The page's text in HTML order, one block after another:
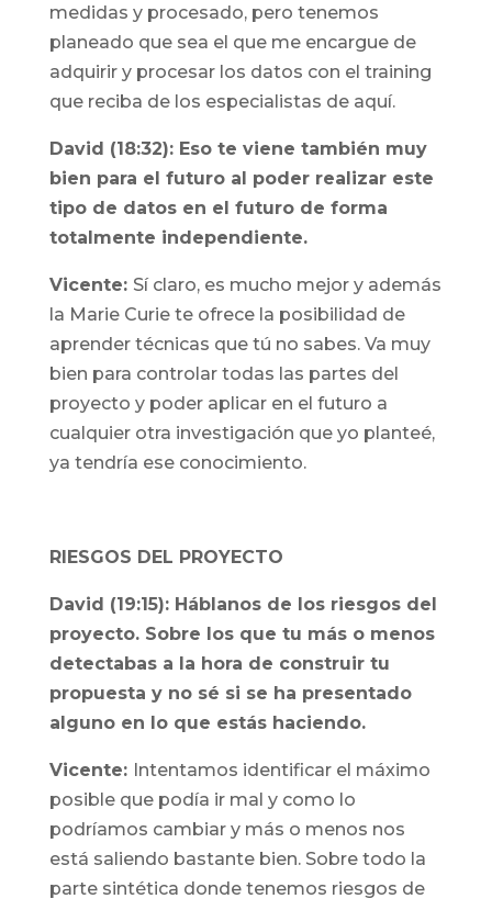
medidas y procesado, pero tenemos
planeado que sea el que me encargue de
adquirir y procesar los datos con el training
que reciba de los especialistas de aquí.
David (18:32): Eso te viene también muy
bien para el futuro al poder realizar este
tipo de datos en el futuro de forma
totalmente independiente.
Vicente: Sí claro, es mucho mejor y además
la Marie Curie te ofrece la posibilidad de
aprender técnicas que tú no sabes. Va muy
bien para controlar todas las partes del
proyecto y poder aplicar en el futuro a
cualquier otra investigación que yo planteé,
ya tendría ese conocimiento.
RIESGOS DEL PROYECTO
David (19:15): Háblanos de los riesgos del
proyecto. Sobre los que tu más o menos
detectabas a la hora de construir tu
propuesta y no sé si se ha presentado
alguno en lo que estás haciendo.
Vicente: Intentamos identificar el máximo
posible que podía ir mal y como lo
podríamos cambiar y más o menos nos
está saliendo bastante bien. Sobre todo la
parte sintética donde tenemos riesgos de